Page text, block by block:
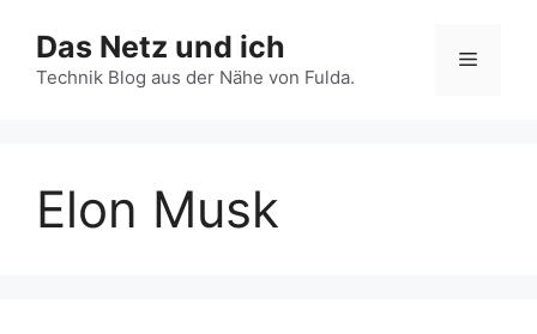
Inhalt
springen
Das Netz und ich
Technik Blog aus der Nähe von Fulda.
Menü
Elon Musk